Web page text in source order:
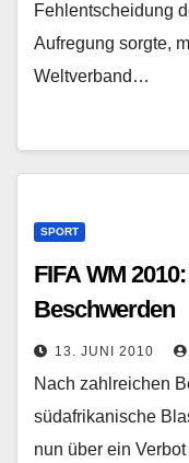
Fehlentscheidung
Aufregung sorgte,
Weltverband…
SPORT
FIFA WM
Beschwerden
13. JUNI 2010
Nach zahlreichen
südafrikanische
nun über ein